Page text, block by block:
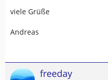
viele Grüße
Andreas
freeday